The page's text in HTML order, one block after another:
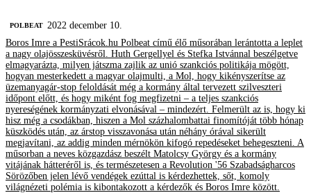
‎POLBEAT
2022 december 10.
Boros Imre a PestiSrácok.hu Polbeat című élő műsorában lerántotta a leplet
a nagy olajösszesküvésről. Huth Gergellyel és Stefka Istvánnal beszélgetve
elmagyarázta, milyen játszma zajlik az unió szankciós politikája mögött,
hogyan mesterkedett a magyar olajmulti, a Mol, hogy kikényszerítse az
üzemanyagár-stop feloldását még a kormány által tervezett szilveszteri
időpont előtt, és hogy miként fog megfizetni – a teljes szankciós
nyereségének kormányzati elvonásával – mindezért. Felmerült az is, hogy ki
hisz még a csodákban, hiszen a Mol százhalombattai finomítóját több hónap
küszködés után, az árstop visszavonása után néhány órával sikerült
megjavítani, az addig minden mérnökön kifogó repedéseket behegeszteni. A
műsorban a neves közgazdász beszélt Matolcsy György és a kormány
vitájának hátteréről is, és természetesen a Revolution '56 Szabadságharcos
Sörözőben jelen lévő vendégek ezúttal is kérdezhettek, sőt, komoly
világnézeti polémia is kibontakozott a kérdezők és Boros Imre között.